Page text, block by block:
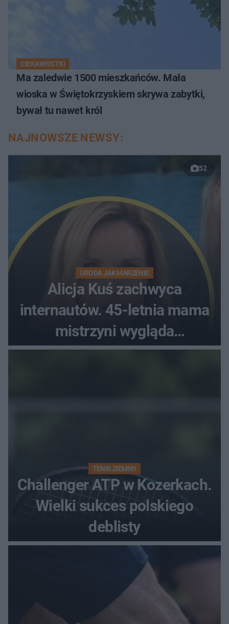
CIEKAWOSTKI
Ma zaledwie 1500 mieszkańców. Mała
wioska w Świętokrzyskiem skrywa zabytki,
bywał tu nawet król
NAJNOWSZE NEWSY:
52
URODA JAK MARZENIE
Alicja Kuś zachwyca
internautów. 45-letnia mama
mistrzyni wygląda
zjawiskowo
TENIS ZIEMNY
Challenger ATP w Kozerkach.
Wielki sukces polskiego
deblisty